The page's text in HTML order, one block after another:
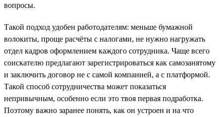
вопросы.
Такой подход удобен работодателям: меньше бумажной
волокиты, проще расчёты с налогами, не нужно нагружать
отдел кадров оформлением каждого сотрудника. Чаще всего
соискателю предлагают зарегистрироваться как самозанятому
и заключить договор не с самой компанией, а с платформой.
Такой способ сотрудничества может показаться
непривычным, особенно если это твоя первая подработка.
Поэтому важно заранее понять, как он устроен и на что